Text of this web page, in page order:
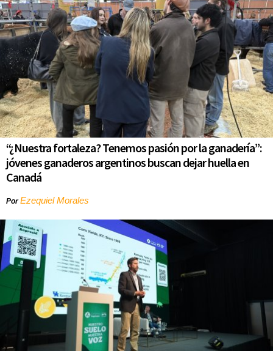
“¿Nuestra fortaleza? Tenemos pasión por la ganadería”:
jóvenes ganaderos argentinos buscan dejar huella en
Canadá
PorEzequiel Morales